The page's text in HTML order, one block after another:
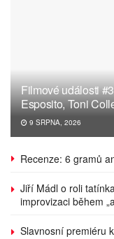
Filmové události
Esposito, Toni
9 SRPNA, 2026
Recenze: 6 gramů
Jiří Mádl o roli
improvizaci během
Slavnosní premiéru